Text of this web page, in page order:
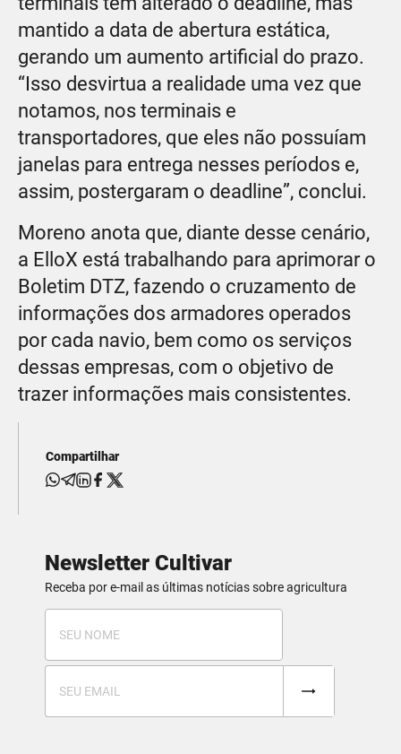
mantido a data de abertura estática,
gerando um aumento artificial do prazo.
“Isso desvirtua a realidade uma vez que
notamos, nos terminais e
transportadores, que eles não possuíam
janelas para entrega nesses períodos e,
assim, postergaram o deadline”, conclui.
Moreno anota que, diante desse cenário,
a ElloX está trabalhando para aprimorar o
Boletim DTZ, fazendo o cruzamento de
informações dos armadores operados
por cada navio, bem como os serviços
dessas empresas, com o objetivo de
trazer informações mais consistentes.
Compartilhar
Newsletter Cultivar
Receba por e-mail as últimas notícias sobre agricultura